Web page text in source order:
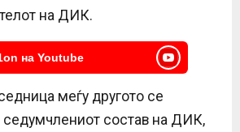
на ДИК.
на Youtube
меѓу другото се
состав на ДИК,